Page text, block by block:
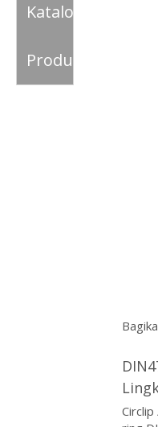
Español
Italiano
Katalog
Produk